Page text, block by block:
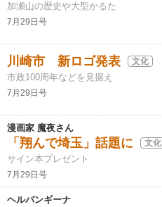
加瀬山の歴史や大型かるた
7月29日号
川崎市 新ロゴ発表 文化
市政100周年などを見据え
7月29日号
漫画家 魔夜さん
「翔んで埼玉」話題に 文化
サイン本プレゼント
7月29日号
ヘルパンギーナ